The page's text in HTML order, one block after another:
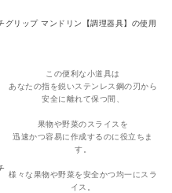
この便利な小道具は
あなたの指を鋭いステンレス鋼の刃から
安全に離れて保つ間、
果物や野菜のスライスを
迅速かつ容易に作成するのに役立ちま
す。
様々な果物や野菜を安全かつ均一にスラ
イス。